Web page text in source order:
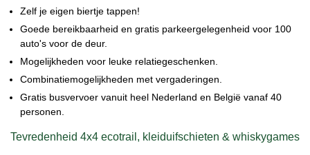
Zelf je eigen biertje tappen!
Goede bereikbaarheid en gratis parkeergelegenheid voor 100
auto's voor de deur.
Mogelijkheden voor leuke relatiegeschenken.
Combinatiemogelijkheden met vergaderingen.
Gratis busvervoer vanuit heel Nederland en België vanaf 40
personen.
Tevredenheid 4x4 ecotrail, kleiduifschieten & whiskygames